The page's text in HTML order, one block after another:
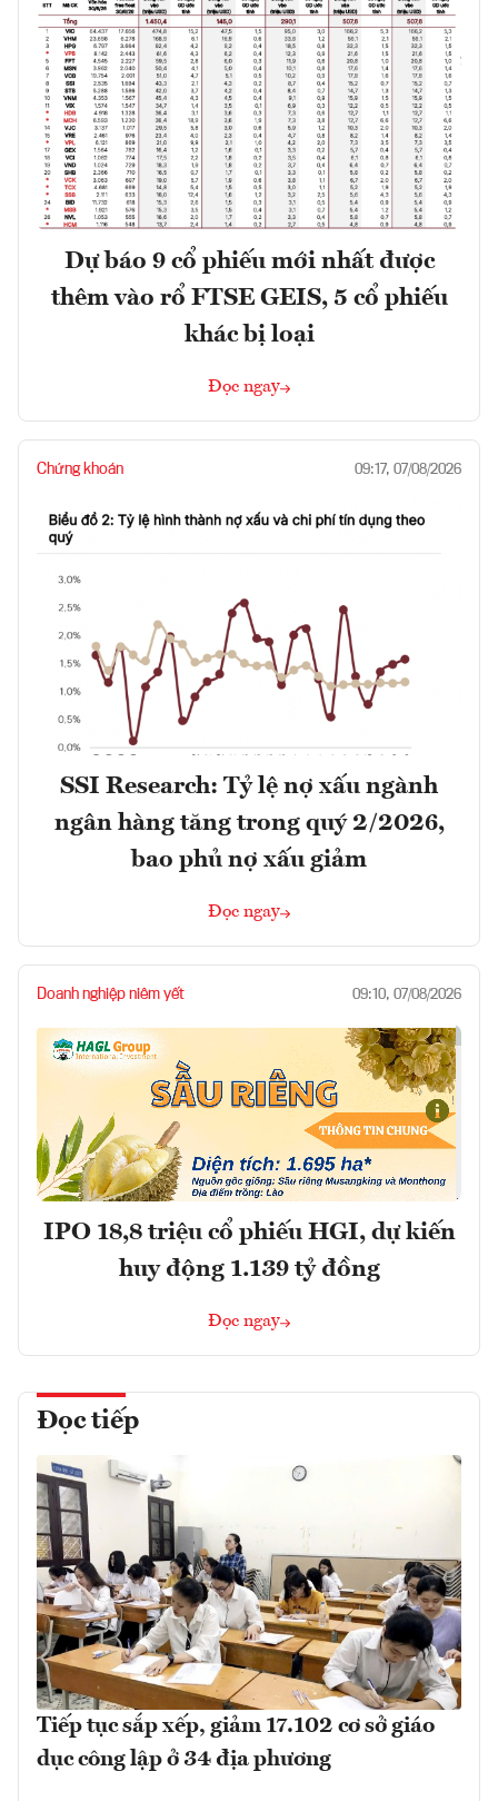
Dự báo 9 cổ phiếu mới nhất được
thêm vào rổ FTSE GEIS, 5 cổ phiếu
khác bị loại
Đọc ngay
Chứng khoán 09:17, 07/08/2026
SSI Research: Tỷ lệ nợ xấu ngành
ngân hàng tăng trong quý 2/2026,
bao phủ nợ xấu giảm
Đọc ngay
Doanh nghiệp niêm yết 09:10, 07/08/2026
IPO 18,8 triệu cổ phiếu HGI, dự kiến
huy động 1.139 tỷ đồng
Đọc ngay
Đọc tiếp
Tiếp tục sắp xếp, giảm 17.102 cơ sở giáo
dục công lập ở 34 địa phương